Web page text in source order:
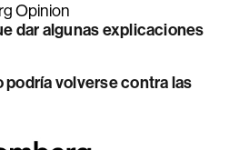
Opinion
dar algunas explicaciones
podría volverse contra las